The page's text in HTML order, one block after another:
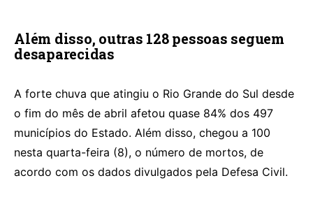
Além disso, outras 128 pessoas seguem
desaparecidas
A forte chuva que atingiu o Rio Grande do Sul desde
o fim do mês de abril afetou quase 84% dos 497
municípios do Estado. Além disso, chegou a 100
nesta quarta-feira (8), o número de mortos, de
acordo com os dados divulgados pela Defesa Civil.